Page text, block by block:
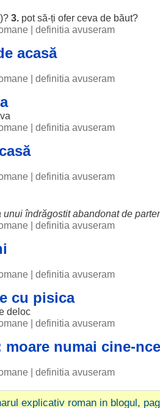
)? 3. pot să-ți ofer ceva de băut?
definitia avuseram
acasă
definitia avuseram
definitia avuseram
definitia avuseram
îndrăgostit abandonat de
definitia avuseram
definitia avuseram
cu pisica
deloc
definitia avuseram
numai cine-
definitia avuseram
explicativ roman in blogul,